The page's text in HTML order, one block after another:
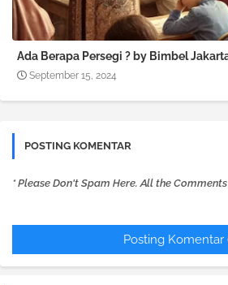
Ada Berapa Persegi ? by Bimbel
September 15, 2024
POSTING KOMENTAR
* Please Don't Spam Here. All the
Posting Komentar